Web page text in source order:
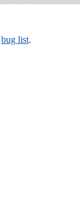
bug list.